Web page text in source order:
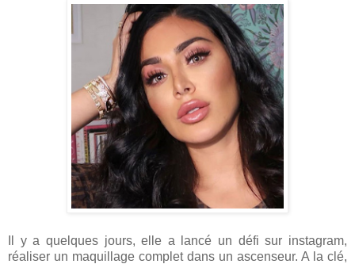
Il y a quelques jours, elle a lancé un défi sur instagram,
réaliser un maquillage complet dans un ascenseur. A la clé,